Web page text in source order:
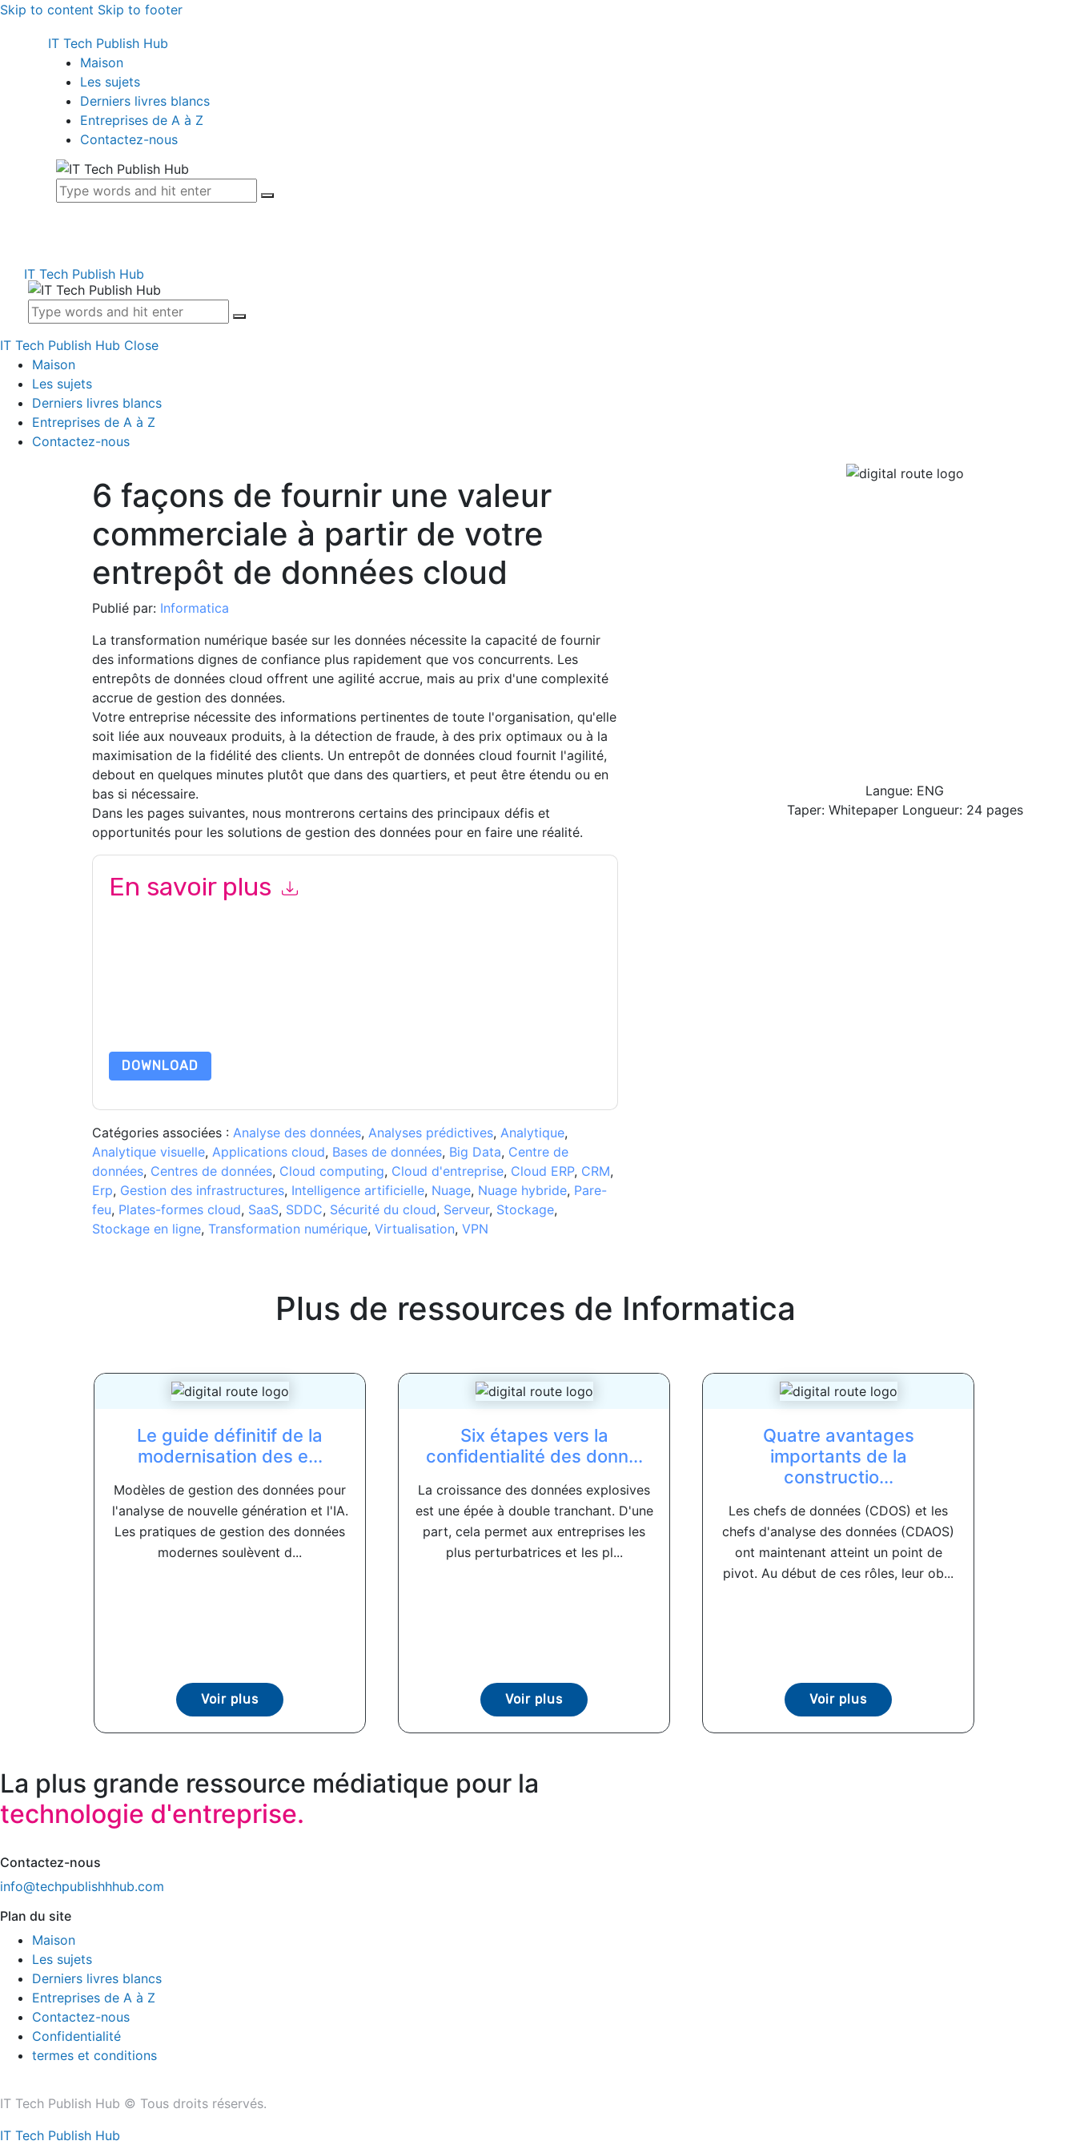
Skip to content Skip to footer
IT Tech Publish Hub
Maison
Les sujets
Derniers livres blancs
Entreprises de A à Z
Contactez-nous
IT Tech Publish Hub
IT Tech Publish Hub Close
Maison
Les sujets
Derniers livres blancs
Entreprises de A à Z
Contactez-nous
6 façons de fournir une valeur
commerciale à partir de votre
entrepôt de données cloud
Publié par: Informatica
La transformation numérique basée sur les données nécessite la capacité de fournir
des informations dignes de confiance plus rapidement que vos concurrents. Les
entrepôts de données cloud offrent une agilité accrue, mais au prix d'une complexité
accrue de gestion des données.
Votre entreprise nécessite des informations pertinentes de toute l'organisation, qu'elle
soit liée aux nouveaux produits, à la détection de fraude, à des prix optimaux ou à la
maximisation de la fidélité des clients. Un entrepôt de données cloud fournit l'agilité,
debout en quelques minutes plutôt que dans des quartiers, et peut être étendu ou en
bas si nécessaire.
Dans les pages suivantes, nous montrerons certains des principaux défis et
opportunités pour les solutions de gestion des données pour en faire une réalité.
En savoir plus
DOWNLOAD
Catégories associées : Analyse des données, Analyses prédictives, Analytique,
Analytique visuelle, Applications cloud, Bases de données, Big Data, Centre de
données, Centres de données, Cloud computing, Cloud d'entreprise, Cloud ERP, CRM,
Erp, Gestion des infrastructures, Intelligence artificielle, Nuage, Nuage hybride, Pare-
feu, Plates-formes cloud, SaaS, SDDC, Sécurité du cloud, Serveur, Stockage,
Stockage en ligne, Transformation numérique, Virtualisation, VPN
Langue: ENG
Taper: Whitepaper Longueur: 24 pages
Plus de ressources de Informatica
Le guide définitif de la
modernisation des e...
Modèles de gestion des données pour
l'analyse de nouvelle génération et l'IA.
Les pratiques de gestion des données
modernes soulèvent d...
Voir plus
Six étapes vers la
confidentialité des donn...
La croissance des données explosives
est une épée à double tranchant. D'une
part, cela permet aux entreprises les
plus perturbatrices et les pl...
Voir plus
Quatre avantages
importants de la
constructio...
Les chefs de données (CDOS) et les
chefs d'analyse des données (CDAOS)
ont maintenant atteint un point de
pivot. Au début de ces rôles, leur ob...
Voir plus
La plus grande ressource médiatique pour la
technologie d'entreprise.
Contactez-nous
info@techpublishhhub.com
Plan du site
Maison
Les sujets
Derniers livres blancs
Entreprises de A à Z
Contactez-nous
Confidentialité
termes et conditions
IT Tech Publish Hub © Tous droits réservés.
IT Tech Publish Hub